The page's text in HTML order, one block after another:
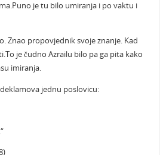
je tu bilo umiranja i po vaktu i
Znao propovjednik svoje znanje. Kad
je čudno Azrailu bilo pa ga pita kako
imiranja.
jednu poslovicu: